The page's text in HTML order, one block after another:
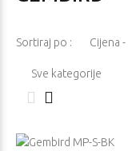
Sortiraj po :